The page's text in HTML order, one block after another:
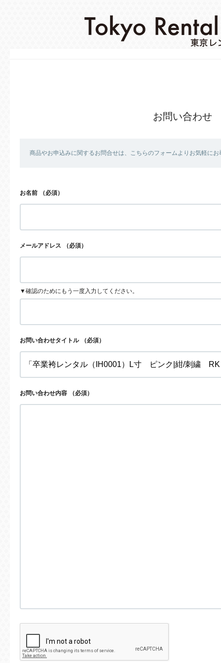
お問い合わせ
商品やお申込みに関するお問合せは、こちらのフォームよりお気軽にお
お名前 （必須）
メールアドレス （必須）
▼確認のためにもう一度入力してください。
お問い合わせタイトル （必須）
お問い合わせ内容 （必須）